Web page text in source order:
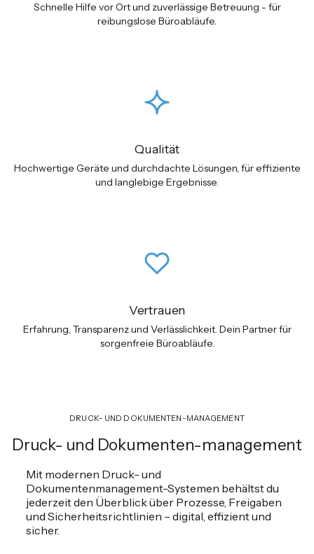
Schnelle Hilfe vor Ort und zuverlässige Betreuung - für
reibungslose Büroabläufe.
Qualität
Hochwertige Geräte und durchdachte Lösungen, für effiziente
und langlebige Ergebnisse.
Vertrauen
Erfahrung, Transparenz und Verlässlichkeit. Dein Partner für
sorgenfreie Büroabläufe.
DRUCK- UND DOKUMENTEN-MANAGEMENT
Druck- und Dokumenten-management
Mit modernen Druck- und
Dokumentenmanagement-Systemen behältst du
jederzeit den Überblick über Prozesse, Freigaben
und Sicherheitsrichtlinien – digital, effizient und
sicher.